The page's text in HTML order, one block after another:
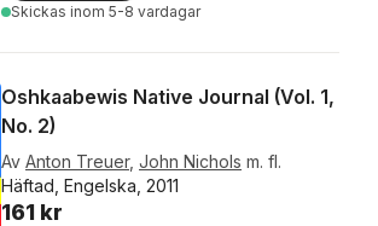
Skickas inom 5-8 vardagar
Oshkaabewis Native Journal (Vol. 1,
No. 2)
Av Anton Treuer, John Nichols m. fl.
Häftad, Engelska, 2011
161 kr